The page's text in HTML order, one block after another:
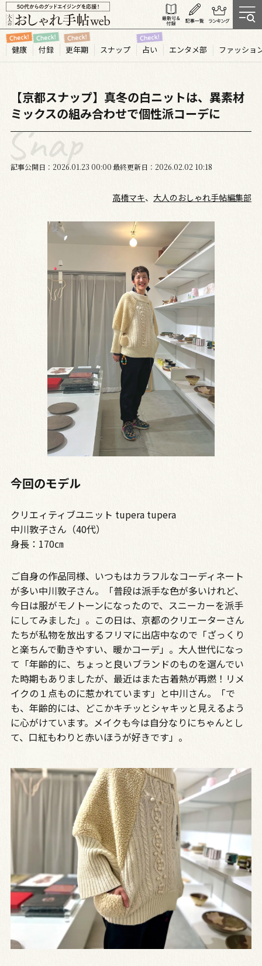
健康 付録 更年期 スナップ 占い エンタメ部 ファッショ
【京都スナップ】真冬の白ニットは、異素材
ミックスの組み合わせで個性派コーデに
記事公開日 2026.01 23 00:00最終更新日 2026.02.02 10:18
高橋マキ、大人のおしゃれ手帖編集部
今回のモデル
クリエィティブユニット tupera tupera
中川敦子さん（40代）
身長：170㎝
ご自身の作品同様、いつもはカラフルなコーディネート
が多い中川敦子さん。「普段は派手な色が多いけれど、
今日は服がモノトーンになったので、スニーカーを派手
にしてみました」。この日は、京都のクリエーターさん
たちが私物を放出するフリマに出店中なので「ざっくり
と楽ちんで動きやすい、暖かコーデ」。大人世代になっ
て「年齢的に、ちょっと良いブランドのものを選んでい
た時期もありましたが、最近はまた古着熱が再燃！リメ
イクの１点ものに惹かれています」と中川さん。「で
も、年齢的には、どこかキチッとシャキッと見えるよう
に心がけています。メイクも今は自分なりにちゃんとし
て、口紅もわりと赤いほうが好きです」。